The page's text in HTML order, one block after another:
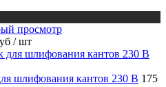
просмотр
/ шт
шлифования кантов 230 В 175